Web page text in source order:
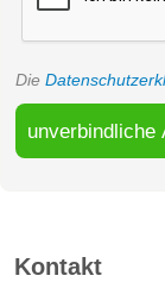
Die
unverbindliche
Kontakt